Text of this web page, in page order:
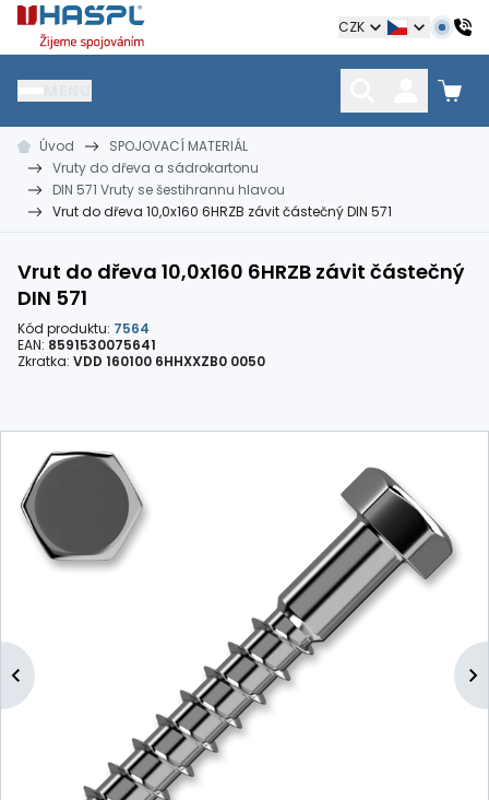
Hašpl CZK
HŘEBÍKY
kramle
SPOJOVACÍ MATERIÁL
vruty, šrouby, matice
Úvod
SPOJOVACÍ MATERIÁL
Vruty do dřeva a sádrokartonu
DIN 571 Vruty se šestihrannu hlavou
Vrut do dřeva 10,0x160 6HRZB závit částečný DIN 571
Vrut do dřeva 10,0x160 6HRZB závit částečný
DIN 571
Kód produktu: 7564
EAN: 8591530075641
Zkratka: VDD 160100 6HHXXZB0 0050